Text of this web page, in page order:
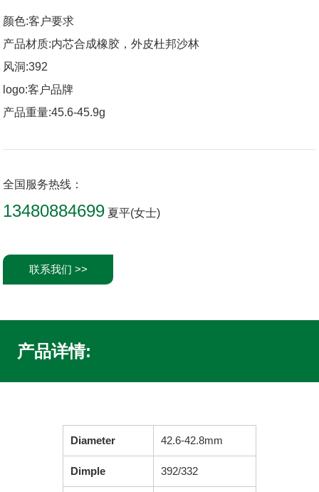
颜色:客户要求
产品材质:内芯合成橡胶，外皮杜邦沙林
风洞:392
logo:客户品牌
产品重量:45.6-45.9g
全国服务热线：
13480884699 夏平(女士)
联系我们 >>
产品详情:
Diameter 42.6-42.8mm
Dimple 392/332